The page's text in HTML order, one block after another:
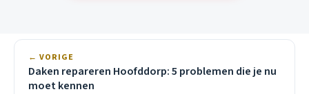
← VORIGE
Daken repareren Hoofddorp: 5 problemen die je nu
moet kennen